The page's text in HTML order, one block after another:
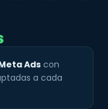
Adscon
a cada